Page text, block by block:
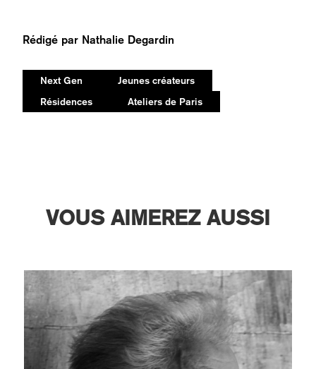
Rédigé par Nathalie Degardin
Next Gen
Jeunes créateurs
Résidences
Ateliers de Paris
VOUS AIMEREZ AUSSI